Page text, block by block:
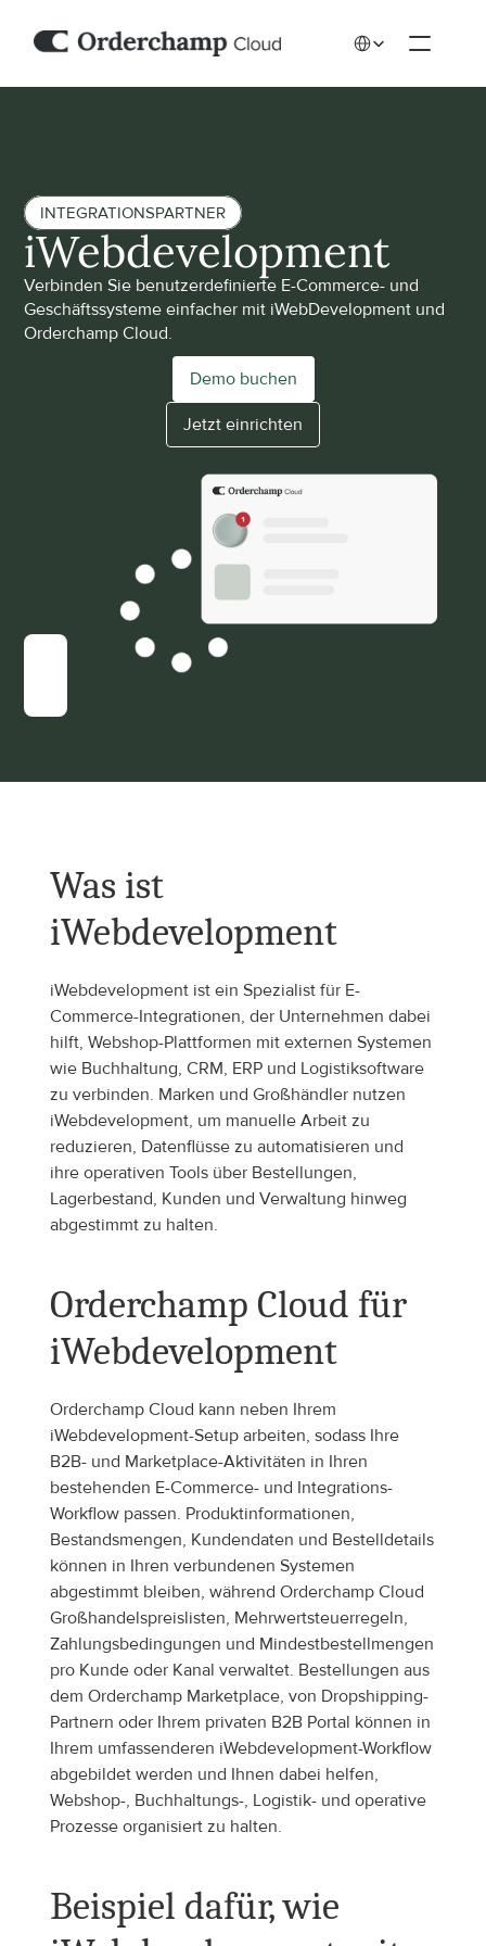
INTEGRATIONSPARTNER
iWebdevelopment
Verbinden Sie benutzerdefinierte E-Commerce- und
Geschäftssysteme einfacher mit iWebDevelopment und
Orderchamp Cloud.
Demo buchen
Jetzt einrichten
Was ist
iWebdevelopment
iWebdevelopment ist ein Spezialist für E-
Commerce-Integrationen, der Unternehmen dabei
hilft, Webshop-Plattformen mit externen Systemen
wie Buchhaltung, CRM, ERP und Logistiksoftware
zu verbinden. Marken und Großhändler nutzen
iWebdevelopment, um manuelle Arbeit zu
reduzieren, Datenflüsse zu automatisieren und
ihre operativen Tools über Bestellungen,
Lagerbestand, Kunden und Verwaltung hinweg
abgestimmt zu halten.
Orderchamp Cloud für
iWebdevelopment
Orderchamp Cloud kann neben Ihrem
iWebdevelopment-Setup arbeiten, sodass Ihre
B2B- und Marketplace-Aktivitäten in Ihren
bestehenden E-Commerce- und Integrations-
Workflow passen. Produktinformationen,
Bestandsmengen, Kundendaten und Bestelldetails
können in Ihren verbundenen Systemen
abgestimmt bleiben, während Orderchamp Cloud
Großhandelspreislisten, Mehrwertsteuerregeln,
Zahlungsbedingungen und Mindestbestellmengen
pro Kunde oder Kanal verwaltet. Bestellungen aus
dem Orderchamp Marketplace, von Dropshipping-
Partnern oder Ihrem privaten B2B Portal können in
Ihrem umfassenderen iWebdevelopment-Workflow
abgebildet werden und Ihnen dabei helfen,
Webshop-, Buchhaltungs-, Logistik- und operative
Prozesse organisiert zu halten.
Beispiel dafür, wie